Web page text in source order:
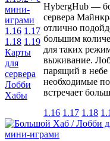
1.16 1.17
1.18 1.19
Карты
для
сервера
Лобби
Хабы
HybergHub —
сервера
отлично
большим
для таких
выживание.
парящий в небе
необходимые
встречает
1.16 1.17 1.18